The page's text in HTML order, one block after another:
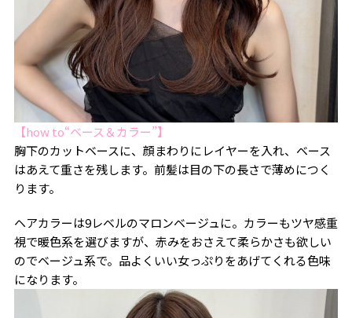
【how to“ベース＆カラー”】
胸下のカットベースに、顔まわりにレイヤーを入れ、ベース
はあえて重さを残します。前髪は目の下の長さで薄めにつく
ります。
ヘアカラーは9レベルのマロンベージュに。カラーもツヤ感重
視で暖色系を選びますが、赤みをおさえて柔らかさも欲しい
のでベージュ系で。品よくいい女っぷりをあげてくれる色味
になります。